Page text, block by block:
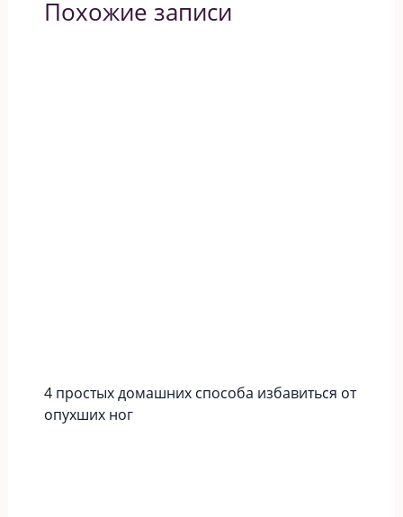
Похожие записи
4 простых домашних способа избавиться от
опухших ног